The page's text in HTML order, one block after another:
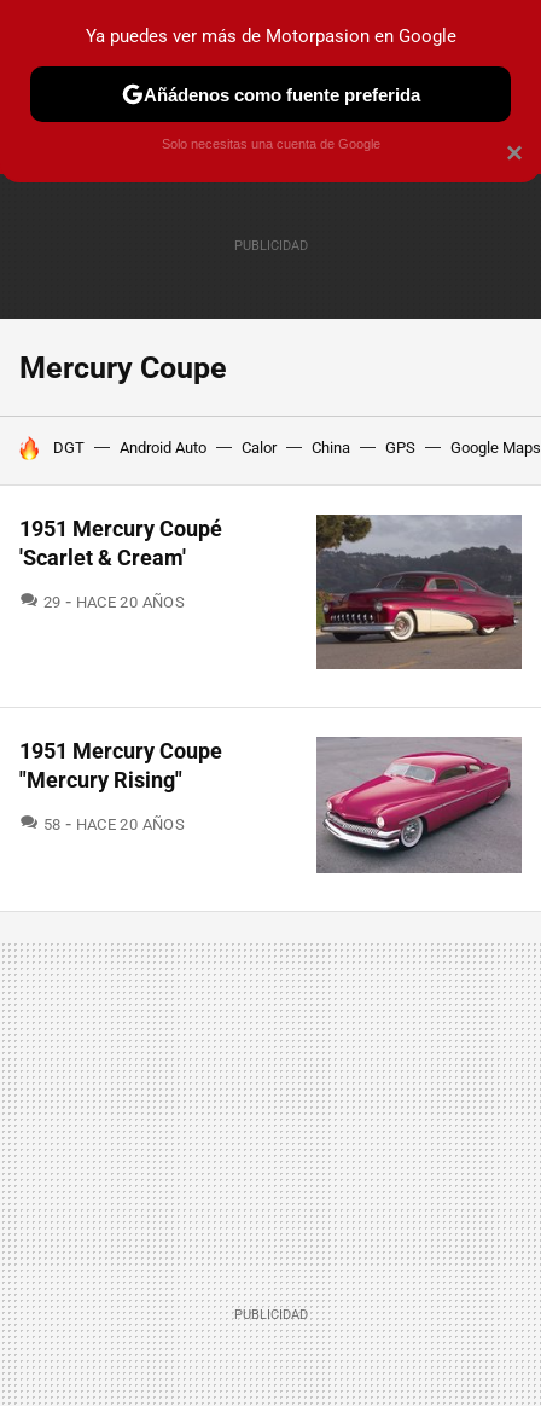
PRUEBAS COCHES ELÉCTRICOS OBSERVATORIO
Mercury Coupe
HOY SE HABLA DE
DGT Android Auto Calor China GPS Google Maps
1951 Mercury Coupé
'Scarlet & Cream'
29 COMENTARIOS
HACE 20 AÑOS
1951 Mercury Coupe
"Mercury Rising"
58 COMENTARIOS
HACE 20 AÑOS
×
Ya puedes ver más de Motorpasion en Google
Añádenos como fuente preferida
Solo necesitas una cuenta de Google